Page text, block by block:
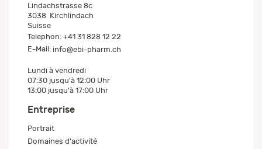
Lindachstrasse 8c
3038 Kirchlindach
Suisse
Telephon: +41 31 828 12 22
E-Mail: info@ebi-pharm.ch
Lundi à vendredi
07:30 jusqu'à 12:00 Uhr
13:00 jusqu'à 17:00 Uhr
Entreprise
Portrait
Domaines d'activité